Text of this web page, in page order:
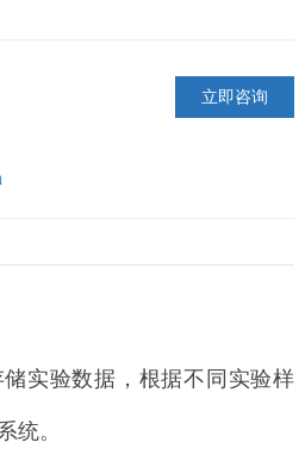
立即咨询
实验数据，根据不同实验样
统。